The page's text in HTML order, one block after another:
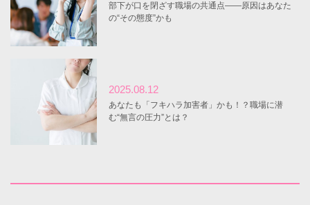
部下が口を閉ざす職場の共通点――原因はあなた
の“その態度”かも
2025.08.12
あなたも「フキハラ加害者」かも！？職場に潜
む“無言の圧力”とは？